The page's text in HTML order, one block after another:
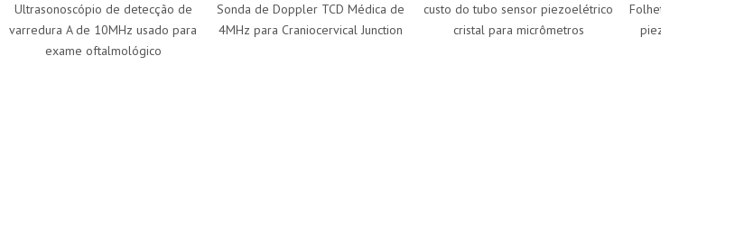
Ultrasonoscópio de detecção de
varredura A de 10MHz usado para
exame oftalmológico
Sonda de Doppler TCD Médica de
4MHz para Craniocervical Junction
custo do tubo sensor piezoelétrico
cristal para micrômetros
Folheto de
piezoelétrico